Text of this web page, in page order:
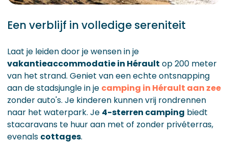
Een verblijf in volledige sereniteit
Laat je leiden door je wensen in je
vakantieaccommodatie in Hérault op 200 meter
van het strand. Geniet van een echte ontsnapping
aan de stadsjungle in je camping in Hérault aan zee
zonder auto's. Je kinderen kunnen vrij rondrennen
naar het waterpark. Je 4-sterren camping biedt
stacaravans te huur aan met of zonder privéterras,
evenals cottages.